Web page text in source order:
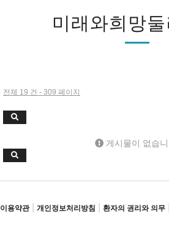
미래와희망
전체 19 건 - 309 페이지
게시물이 없습니
이용약관 개인정보처리방침 환자의 권리와 의무